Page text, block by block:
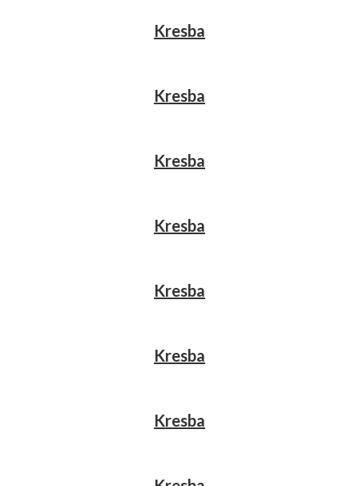
Kresba
Kresba
Kresba
Kresba
Kresba
Kresba
Kresba